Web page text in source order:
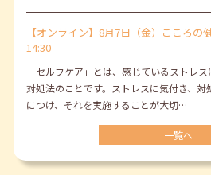
【オンライン】8月7日（金）こころの
14:30
「セルフケア」とは、感じているストレ
対処法のことです。ストレスに気付き、
につけ、それを実施することが大切…
一覧へ